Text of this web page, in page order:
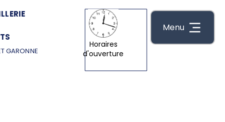
Menu
GARONNE
Horaires
d'ouverture